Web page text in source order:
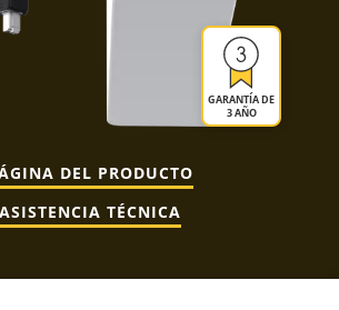
GARANTÍA DE
3 AÑO
DEL PRODUCTO
ASISTENCIA TÉCNICA